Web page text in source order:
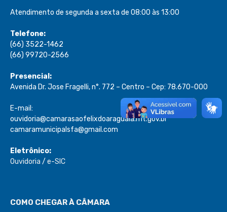
Atendimento de segunda a sexta de 08:00 às 13:00
Telefone:
(66) 3522-1462
(66) 99720-2566
Presencial:
Avenida Dr. Jose Fragelli, n°. 772 – Centro – Cep: 78.670-000
E-mail:
ouvidoria@camarasaofelixdoaraguaia.mt.gov.br
camaramunicipalsfa@gmail.com
Eletrônico:
Ouvidoria / e-SIC
COMO CHEGAR À CÂMARA